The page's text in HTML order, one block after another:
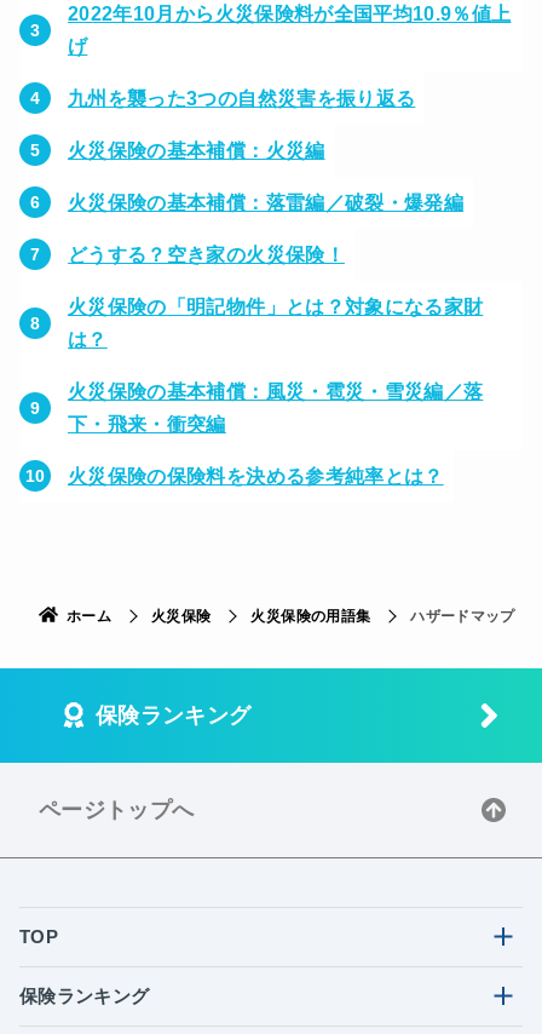
2022年10月から火災保険料が全国平均10.9％値上
げ
九州を襲った3つの自然災害を振り返る
火災保険の基本補償：火災編
火災保険の基本補償：落雷編／破裂・爆発編
どうする？空き家の火災保険！
火災保険の「明記物件」とは？対象になる家財
は？
火災保険の基本補償：風災・雹災・雪災編／落
下・飛来・衝突編
火災保険の保険料を決める参考純率とは？
ホーム 火災保険 火災保険の用語集 ハザードマップ
保険ランキング
ページトップへ
TOP
保険ランキング